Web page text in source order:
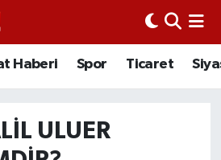
Haberi Spor Ticaret
ULUER
Haritası